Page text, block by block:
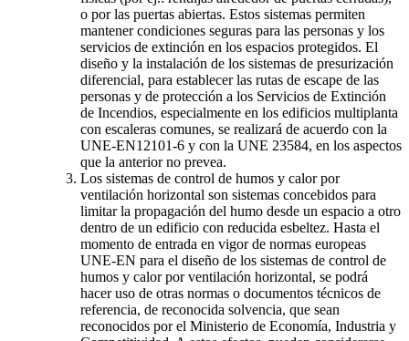
o por las puertas abiertas. Estos sistemas permiten
mantener condiciones seguras para las personas y los
servicios de extinción en los espacios protegidos. El
diseño y la instalación de los sistemas de presurización
diferencial, para establecer las rutas de escape de las
personas y de protección a los Servicios de Extinción
de Incendios, especialmente en los edificios multiplanta
con escaleras comunes, se realizará de acuerdo con la
UNE-EN12101-6 y con la UNE 23584, en los aspectos
que la anterior no prevea.
Los sistemas de control de humos y calor por
ventilación horizontal son sistemas concebidos para
limitar la propagación del humo desde un espacio a otro
dentro de un edificio con reducida esbeltez. Hasta el
momento de entrada en vigor de normas europeas
UNE-EN para el diseño de los sistemas de control de
humos y calor por ventilación horizontal, se podrá
hacer uso de otras normas o documentos técnicos de
referencia, de reconocida solvencia, que sean
reconocidos por el Ministerio de Economía, Industria y